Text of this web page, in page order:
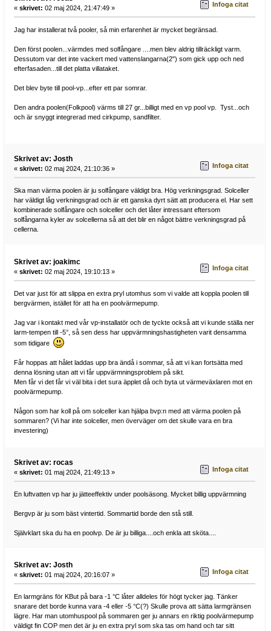
« skrivet: 02 maj 2024, 21:47:49 » Infoga citat
Jag har installerat två pooler, så min erfarenhet är mycket begränsad.
Den först poolen...värmdes med solfångare ....men blev aldrig tillräckligt varm.
Dessutom var det inte vackert med vattenslangarna(2") som gick upp och ned
efterfasaden...till det platta villataket.
Det blev byte till pool-vp...efter ett par somrar.
Den andra poolen(Folkpool) värms till 27 gr...billigt med en vp pool vp. Tyst...och
och är snyggt integrerad med cirkpump, sandfilter.
Skrivet av: Josth
« skrivet: 02 maj 2024, 21:10:36 » Infoga citat
Ska man värma poolen är ju solfångare väldigt bra. Hög verkningsgrad. Solceller
har väldigt låg verkningsgrad och är ett ganska dyrt sätt att producera el. Har sett
kombinerade solfångare och solceller och det låter intressant eftersom
solfångarna kyler av solcellerna så att det blir en något bättre verkningsgrad på
cellerna.
Skrivet av: joakimc
« skrivet: 02 maj 2024, 19:10:13 » Infoga citat
Det var just för att slippa en extra pryl utomhus som vi valde att koppla poolen till
bergvärmen, istället för att ha en poolvärmepump.
Jag var i kontakt med vår vp-installatör och de tyckte också att vi kunde ställa ner
larm-tempen till -5°, så sen dess har uppvärmningshastigheten varit densamma
som tidigare
Får hoppas att hålet laddas upp bra ändå i sommar, så att vi kan fortsätta med
denna lösning utan att vi får uppvärmningsproblem på sikt.
Men får vi det får vi väl bita i det sura äpplet då och byta ut värmeväxlaren mot en
poolvärmepump.
Någon som har koll på om solceller kan hjälpa bvp:n med att värma poolen på
sommaren? (Vi har inte solceller, men överväger om det skulle vara en bra
investering)
Skrivet av: rocas
« skrivet: 01 maj 2024, 21:49:13 » Infoga citat
En luftvatten vp har ju jätteeffektiv under poolsäsong. Mycket billig uppvärmning
Bergvp är ju som bäst vintertid. Sommartid borde den stå still.
Självklart ska du ha en poolvp. De är ju billiga....och enkla att sköta....
Skrivet av: Josth
« skrivet: 01 maj 2024, 20:16:07 » Infoga citat
En larmgräns för KBut på bara -1 °C låter alldeles för högt tycker jag. Tänker
snarare det borde kunna vara -4 eller -5 °C(?) Skulle prova att sätta larmgränsen
lägre. Har man utomhuspool på sommaren ger ju annars en riktig poolvärmepump
väldigt fin COP men det är ju en extra pryl som ska tas om hand och tar sitt